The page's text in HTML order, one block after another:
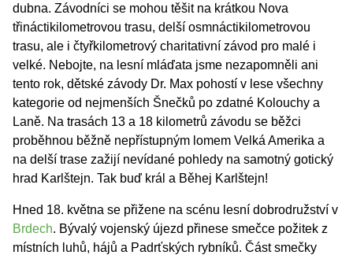
dubna. Závodníci se mohou těšit na krátkou Nova
třináctikilometrovou trasu, delší osmnáctikilometrovou
trasu, ale i čtyřkilometrový charitativní závod pro malé i
velké. Nebojte, na lesní mláďata jsme nezapomněli ani
tento rok, dětské závody Dr. Max pohostí v lese všechny
kategorie od nejmenších Šnečků po zdatné Kolouchy a
Laně. Na trasách 13 a 18 kilometrů závodu se běžci
proběhnou běžně nepřístupným lomem Velká Amerika a
na delší trase zažijí nevídané pohledy na samotný gotický
hrad Karlštejn. Tak buď král a Běhej Karlštejn!
Hned 18. května se přižene na scénu lesní dobrodružství v
Brdech. Bývalý vojenský újezd přinese smečce požitek z
místních luhů, hájů a Padrťských rybníků. Část smečky